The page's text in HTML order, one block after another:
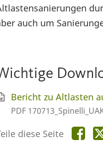
auch um
Bericht zu Altlasten
PDF
diese Seite